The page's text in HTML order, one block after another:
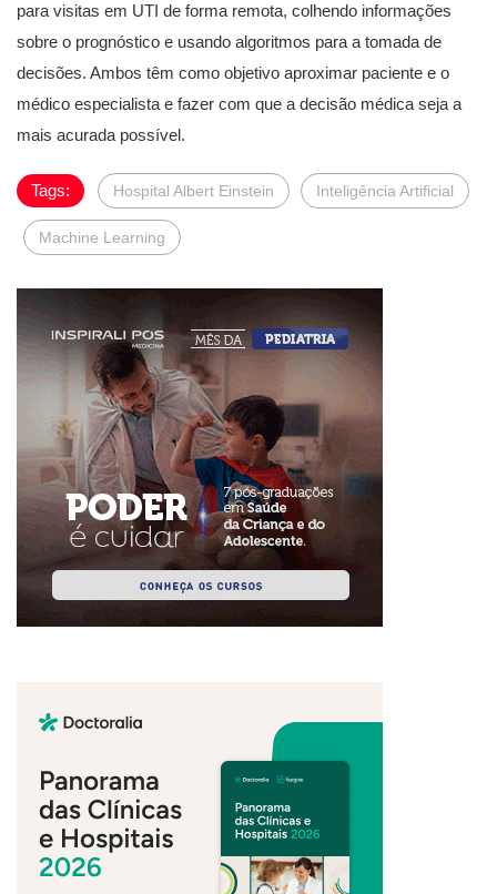
para visitas em UTI de forma remota, colhendo informações
sobre o prognóstico e usando algoritmos para a tomada de
decisões. Ambos têm como objetivo aproximar paciente e o
médico especialista e fazer com que a decisão médica seja a
mais acurada possível.
Tags: Hospital Albert Einstein Inteligência Artificial
Machine Learning